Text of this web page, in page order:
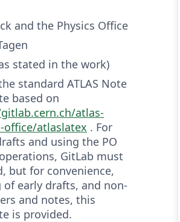
and the Physics Office
stated in the work)
standard ATLAS Note
based on
atlas-
office/atlaslatex . For
and using the PO
GitLab must
but for convenience,
of early drafts, and non-
and notes, this
is provided.